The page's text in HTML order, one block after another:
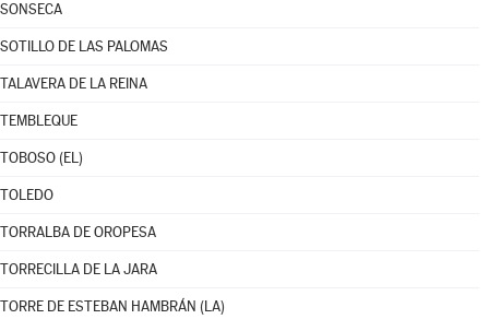
SONSECA
SOTILLO DE LAS PALOMAS
TALAVERA DE LA REINA
TEMBLEQUE
TOBOSO (EL)
TOLEDO
TORRALBA DE OROPESA
TORRECILLA DE LA JARA
TORRE DE ESTEBAN HAMBRÁN (LA)